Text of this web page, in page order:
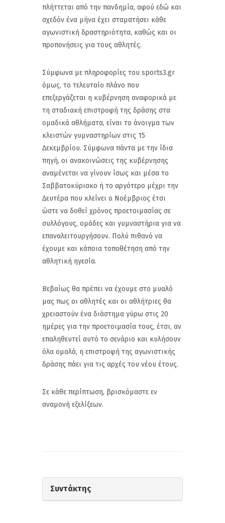
πλήττεται από την πανδημία, αφού εδώ και
σχεδόν ένα μήνα έχει σταματήσει κάθε
αγωνιστική δραστηριότητα, καθώς και οι
προπονήσεις για τους αθλητές.
Σύμφωνα με πληροφορίες του sports3.gr
όμως, το τελευταίο πλάνο που
επεξεργάζεται η κυβέρνηση αναφορικά με
τη σταδιακή επιστροφή της δράσης στα
ομαδικά αθλήματα, είναι το άνοιγμα των
κλειστών γυμναστηρίων στις 15
Δεκεμβρίου. Σύμφωνα πάντα με την ίδια
πηγή, οι ανακοινώσεις της κυβέρνησης
αναμένεται να γίνουν ίσως και μέσα το
Σαββατοκύριακο ή το αργότερο μέχρι την
Δευτέρα που κλείνει ο Νοέμβριος έτσι
ώστε να δοθεί χρόνος προετοιμασίας σε
συλλόγους, ομάδες και γυμναστήρια για να
επαναλειτουργήσουν. Πολύ πιθανό να
έχουμε και κάποια τοποθέτηση από την
αθλητική ηγεσία.
Βεβαίως θα πρέπει να έχουμε στο μυαλό
μας πως οι αθλητές και οι αθλήτριες θα
χρειαστούν ένα διάστημα γύρω στις 20
ημέρες για την προετοιμασία τους, έτσι, αν
επαληθευτεί αυτό το σενάριο και κυλήσουν
όλα ομαλά, η επιστροφή της αγωνιστικής
δράσης πάει για τις αρχές του νέου έτους.
Σε κάθε περίπτωση, βρισκόμαστε εν
αναμονή εξελίξεων.
Συντάκτης